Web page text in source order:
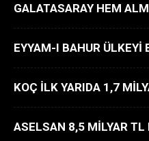
GALATASARAY HEM
EYYAM-I BAHUR
KOÇ İLK YARIDA 1,7
ASELSAN 8,5 MİLYAR